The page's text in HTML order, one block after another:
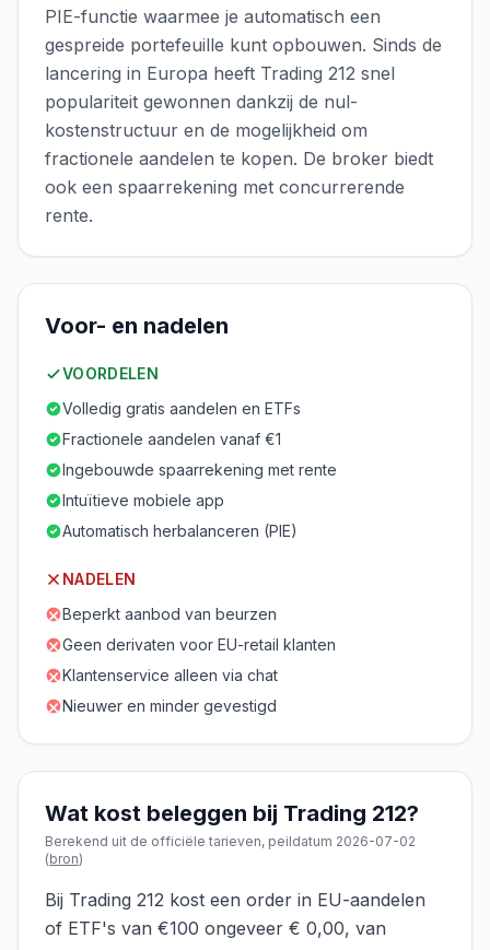
PIE-functie waarmee je automatisch een
gespreide portefeuille kunt opbouwen. Sinds de
lancering in Europa heeft Trading 212 snel
populariteit gewonnen dankzij de nul-
kostenstructuur en de mogelijkheid om
fractionele aandelen te kopen. De broker biedt
ook een spaarrekening met concurrerende
rente.
Voor- en nadelen
VOORDELEN
Volledig gratis aandelen en ETFs
Fractionele aandelen vanaf €1
Ingebouwde spaarrekening met rente
Intuïtieve mobiele app
Automatisch herbalanceren (PIE)
NADELEN
Beperkt aanbod van beurzen
Geen derivaten voor EU-retail klanten
Klantenservice alleen via chat
Nieuwer en minder gevestigd
Wat kost beleggen bij Trading 212?
Berekend uit de officiële tarieven, peildatum 2026-07-02
(bron)
Bij Trading 212 kost een order in EU-aandelen
of ETF's van €100 ongeveer € 0,00, van